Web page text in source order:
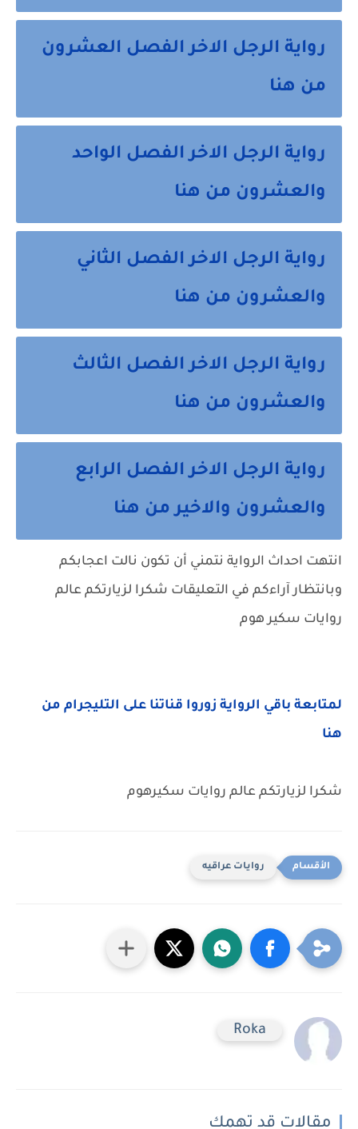
رواية الرجل الاخر الفصل العشرون
من هنا
رواية الرجل الاخر الفصل الواحد
والعشرون من هنا
رواية الرجل الاخر الفصل الثاني
والعشرون من هنا
رواية الرجل الاخر الفصل الثالث
والعشرون من هنا
رواية الرجل الاخر الفصل الرابع
والعشرون والاخير من هنا
انتهت احداث الرواية نتمني أن تكون نالت اعجابكم
وبانتظار آراءكم في التعليقات شكرا لزيارتكم عالم
روايات سكير هوم
لمتابعة باقي الرواية زوروا قناتنا على التليجرام من
هنا
شكرا لزيارتكم عالم روايات سكيرهوم
روايات عراقيه
Roka
مقالات قد تهمك